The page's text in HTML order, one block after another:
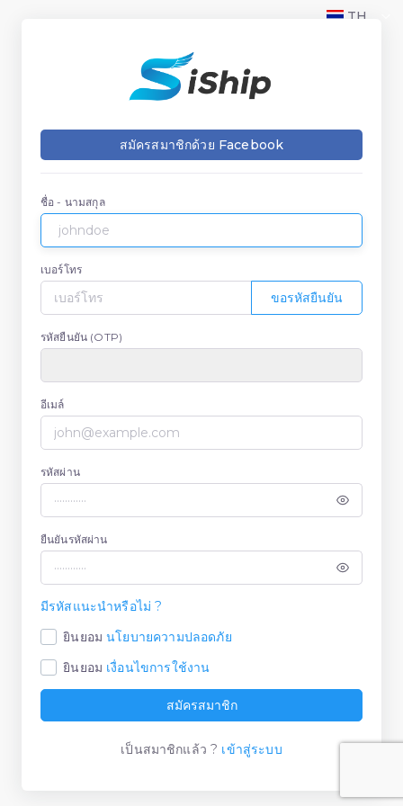
TH
สมัครสมาชิกด้วย Facebook
ชื่อ - นามสกุล
เบอร์โทร
ขอรหัสยืนยัน
รหัสยืนยัน (OTP)
อีเมล์
รหัสผ่าน
ยืนยันรหัสผ่าน
มีรหัสแนะนำหรือไม่ ?
ยินยอม นโยบายความปลอดภัย
ยินยอม เงื่อนไขการใช้งาน
สมัครสมาชิก
เป็นสมาชิกแล้ว ? เข้าสู่ระบบ